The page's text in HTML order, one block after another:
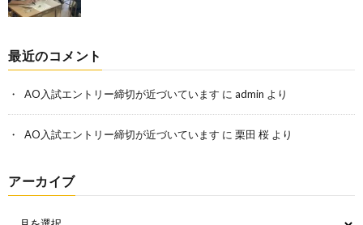
最近のコメント
AO入試エントリー締切が近づいています に admin より
AO入試エントリー締切が近づいています に 栗田 桜 より
アーカイブ